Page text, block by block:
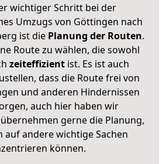
wichtiger Schritt bei der
Umzugs von Göttingen nach
ist die Planung der Routen.
Route zu wählen, die sowohl
zeiteffizientist. Es ist auch
dass die Route frei von
und anderen Hindernissen
auch hier haben wir
gerne die Planung,
auf andere wichtige Sachen
können.